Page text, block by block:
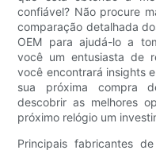
confiável? Não procure
comparação detalhada
OEM para ajudá-lo a
você um entusiasta de
você encontrará insights
sua próxima compra
descobrir as melhores
próximo relógio um
Principais fabricantes